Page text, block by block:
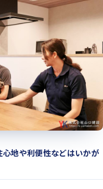
地や利便性などはいかが